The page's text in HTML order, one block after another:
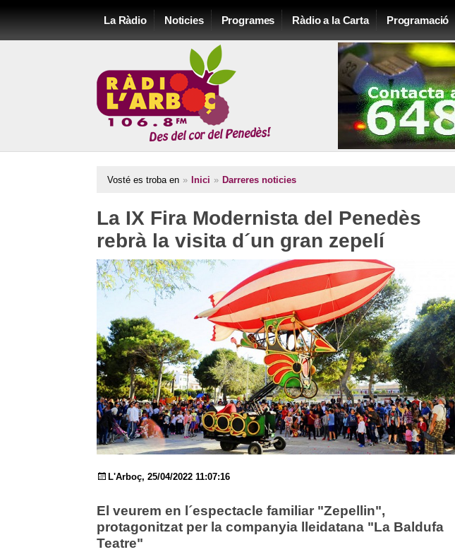
La Ràdio Noticies Programes Ràdio a la Carta Programació
Vosté es troba en » Inici » Darreres noticies
La IX Fira Modernista del Penedès
rebrà la visita d´un gran zepelí
L'Arboç, 25/04/2022 11:07:16
El veurem en l´espectacle familiar "Zepellin",
protagonitzat per la companyia lleidatana "La Baldufa
Teatre"